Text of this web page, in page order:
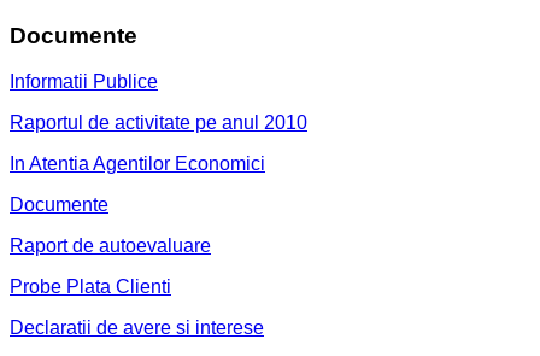
Documente
Informatii Publice
Raportul de activitate pe anul 2010
In Atentia Agentilor Economici
Documente
Raport de autoevaluare
Probe Plata Clienti
Declaratii de avere si interese